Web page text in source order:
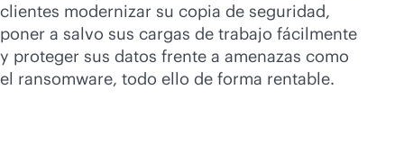
clientes modernizar su copia de seguridad,
poner a salvo sus cargas de trabajo fácilmente
y proteger sus datos frente a amenazas como
el ransomware, todo ello de forma rentable.